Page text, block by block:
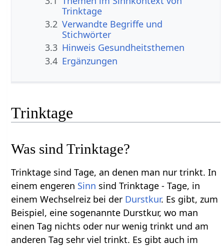
Trinktage
3.2 Verwandte Begriffe und
Stichwörter
3.3 Hinweis Gesundheitsthemen
3.4 Ergänzungen
Trinktage
Was sind Trinktage?
Trinktage sind Tage, an denen man nur trinkt. In
einem engeren Sinn sind Trinktage - Tage, in
einem Wechselreiz bei der Durstkur. Es gibt, zum
Beispiel, eine sogenannte Durstkur, wo man
einen Tag nichts oder nur wenig trinkt und am
anderen Tag sehr viel trinkt. Es gibt auch im